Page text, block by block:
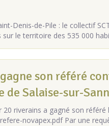
Denis-de-Pile : le collectif
le territoire des 535 000
son référé
Salaise-sur-
riverains a gagné son
refere-novapex.pdf Par une